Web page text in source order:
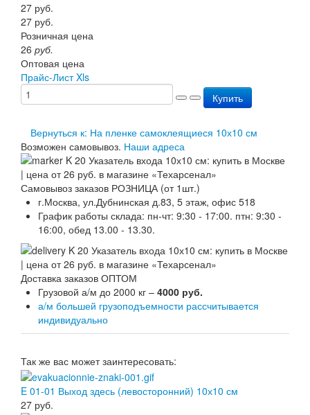
Доставка
Оплата
Гарантии
О нас
Статьи
Публичная оферта
Вопрос-Ответ
Контакты
27 руб.
27 руб.
Розничная цена
26 руб.
Оптовая цена
Прайс-Лист Xls
Купить
Вернуться к: На пленке самоклеящиеся 10х10 см
Возможен самовывоз. Наши адреса
Самовывоз заказов РОЗНИЦА (от 1шт.)
г.Москва, ул.Дубнинская д.83, 5 этаж, офис 518
График работы склада: пн-чт: 9:30 - 17:00. птн: 9:30 -
16:00, обед 13.00 - 13.30.
Доставка заказов ОПТОМ
Грузовой а/м до 2000 кг – 4000 руб.
а/м большей грузоподъемности рассчитывается
индивидуально
Так же вас может заинтересовать:
E 01-01 Выход здесь (левосторонний) 10х10 см
27 руб.